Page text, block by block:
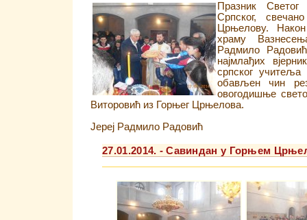
Празник
Српског,
Црњелову.
храму
Радмило
најмлађих
српског
обављен чин
овогодишње
Виторовић из Горњег Црњелова.
Јереј Радмило Радовић
27.01.2014. - Савиндан у Горњем